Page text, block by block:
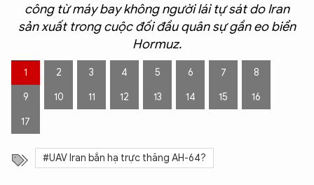
công từ máy bay không người lái tự sát do Iran
sản xuất trong cuộc đối đầu quân sự gần eo biển
Hormuz.
1 2 3 4 5 6 7 8
9 10 11 12 13 14 15 16
17
#UAV Iran bắn hạ trực thăng AH-64?